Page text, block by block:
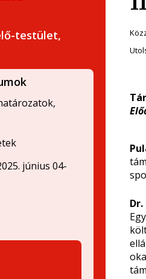
testület,
június 04-